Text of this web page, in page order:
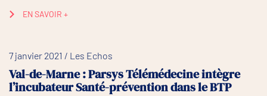
EN SAVOIR +
7 janvier 2021 / Les Echos
Val-de-Marne : Parsys Télémédecine intègre
l’incubateur Santé-prévention dans le BTP